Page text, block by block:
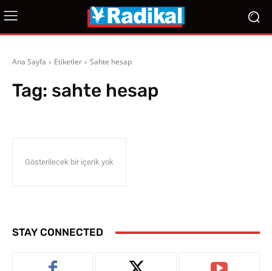
Ana Sayfa Etiketler Sahte hesap
Tag: sahte hesap
Gösterilecek bir içerik yok
STAY CONNECTED